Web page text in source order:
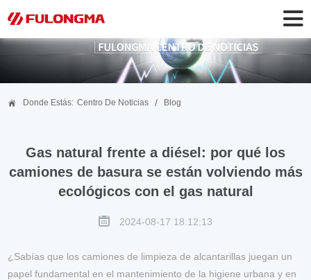
Donde Estás: Centro De Noticias / Blog
Gas natural frente a diésel: por qué los
camiones de basura se están volviendo más
ecológicos con el gas natural
2024-08-17 18:12:13
¿Sabías que los camiones de limpieza de alcantarillas juegan un
papel fundamental en el mantenimiento de la higiene urbana y en